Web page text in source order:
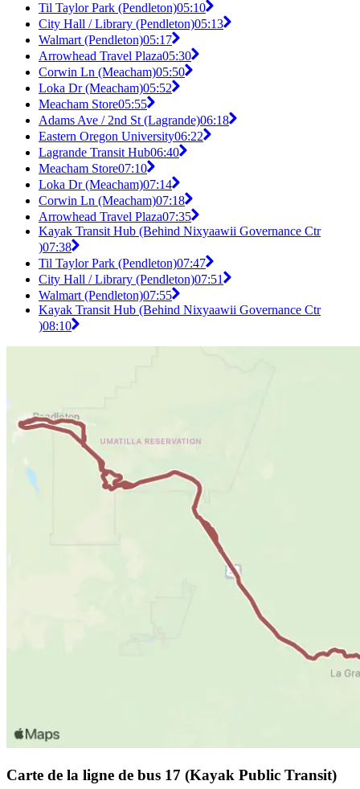
Til Taylor Park (Pendleton)05:10
City Hall / Library (Pendleton)05:13
Walmart (Pendleton)05:17
Arrowhead Travel Plaza05:30
Corwin Ln (Meacham)05:50
Loka Dr (Meacham)05:52
Meacham Store05:55
Adams Ave / 2nd St (Lagrande)06:18
Eastern Oregon University06:22
Lagrande Transit Hub06:40
Meacham Store07:10
Loka Dr (Meacham)07:14
Corwin Ln (Meacham)07:18
Arrowhead Travel Plaza07:35
Kayak Transit Hub (Behind Nixyaawii Governance Ctr
)07:38
Til Taylor Park (Pendleton)07:47
City Hall / Library (Pendleton)07:51
Walmart (Pendleton)07:55
Kayak Transit Hub (Behind Nixyaawii Governance Ctr
)08:10
Carte de la ligne de bus 17 (Kayak Public Transit)